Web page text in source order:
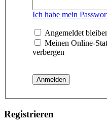
Ich habe mein
Angemeldet
Meinen Online-
verbergen
Registrieren